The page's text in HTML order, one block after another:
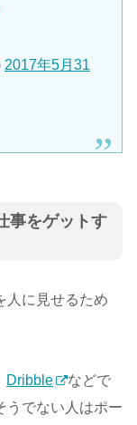
2017年5月31
事をゲットす
人に見せるため
Dribble
などで
うでない人はポー